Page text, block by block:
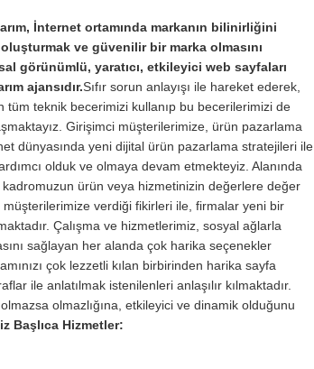
İnternet ortamında markanın bilinirliğini
ve güvenilir bir marka olmasını
görünümlü, yaratıcı, etkileyici web sayfaları
ajansıdır.Sıfır sorun anlayışı ile hareket ederek,
tüm teknik becerimizi kullanıp bu becerilerimizi de
Girişimci müşterilerimize, ürün pazarlama
dünyasında yeni dijital ürün pazarlama stratejileri ile
olduk ve olmaya devam etmekteyiz. Alanında
kadromuzun ürün veya hizmetinizin değerlere değer
müşterilerimize verdiği fikirleri ile, firmalar yeni bir
Çalışma ve hizmetlerimiz, sosyal ağlarla
sağlayan her alanda çok harika seçenekler
çok lezzetli kılan birbirinden harika sayfa
ile anlatılmak istenilenleri anlaşılır kılmaktadır.
olmazlığına, etkileyici ve dinamik olduğunu
Başlıca Hizmetler: